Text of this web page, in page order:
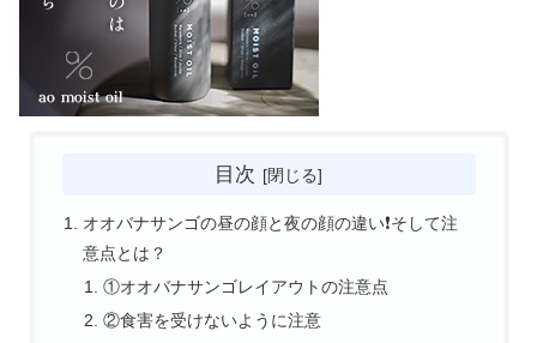
目次
オオバナサンゴの昼の顔と夜の顔の違い❗そして注
意点とは？
①オオバナサンゴレイアウトの注意点
②食害を受けないように注意